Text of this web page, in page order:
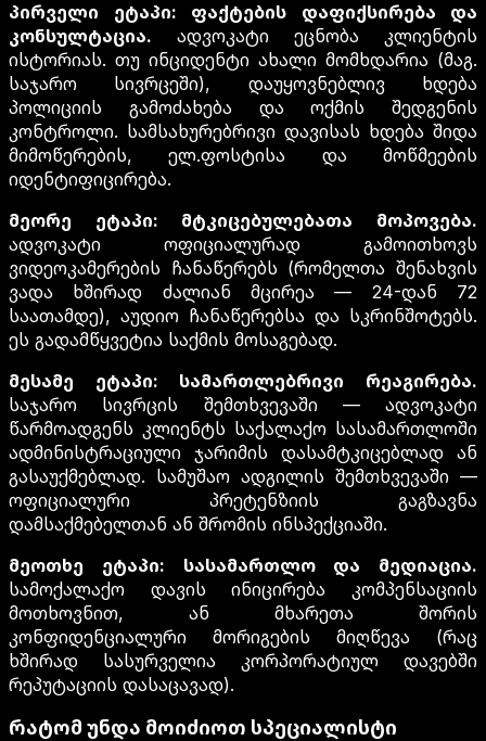
პირველი ეტაპი: ფაქტების დაფიქსირება და
კონსულტაცია. ადვოკატი ეცნობა კლიენტის
ისტორიას. თუ ინციდენტი ახალი მომხდარია (მაგ.
საჯარო სივრცეში), დაუყოვნებლივ ხდება
პოლიციის გამოძახება და ოქმის შედგენის
კონტროლი. სამსახურებრივი დავისას ხდება შიდა
მიმოწერების, ელ.ფოსტისა და მოწმეების
იდენტიფიცირება.
მეორე ეტაპი: მტკიცებულებათა მოპოვება.
ადვოკატი ოფიციალურად გამოითხოვს
ვიდეოკამერების ჩანაწერებს (რომელთა შენახვის
ვადა ხშირად ძალიან მცირეა — 24-დან 72
საათამდე), აუდიო ჩანაწერებსა და სკრინშოტებს.
ეს გადამწყვეტია საქმის მოსაგებად.
მესამე ეტაპი: სამართლებრივი რეაგირება.
საჯარო სივრცის შემთხვევაში — ადვოკატი
წარმოადგენს კლიენტს საქალაქო სასამართლოში
ადმინისტრაციული ჯარიმის დასამტკიცებლად ან
გასაუქმებლად. სამუშაო ადგილის შემთხვევაში —
ოფიციალური პრეტენზიის გაგზავნა
დამსაქმებელთან ან შრომის ინსპექციაში.
მეოთხე ეტაპი: სასამართლო და მედიაცია.
სამოქალაქო დავის ინიცირება კომპენსაციის
მოთხოვნით, ან მხარეთა შორის
კონფიდენციალური მორიგების მიღწევა (რაც
ხშირად სასურველია კორპორატიულ დავებში
რეპუტაციის დასაცავად).
რატომ უნდა მოიძიოთ სპეციალისტი